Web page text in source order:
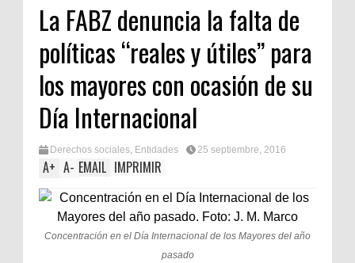
La FABZ denuncia la falta de
políticas “reales y útiles” para
los mayores con ocasión de su
Día Internacional
Derechos sociales, Entidades 25 septiembre, 2016
A+ A- EMAIL IMPRIMIR
Concentración en el Día Internacional de los Mayores del año
pasado